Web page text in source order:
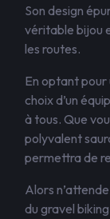
Son design
véritable bijou
les routes.
En optant pour
choix d’un
à tous. Que
polyvalent
permettra de
Alors
du gravel